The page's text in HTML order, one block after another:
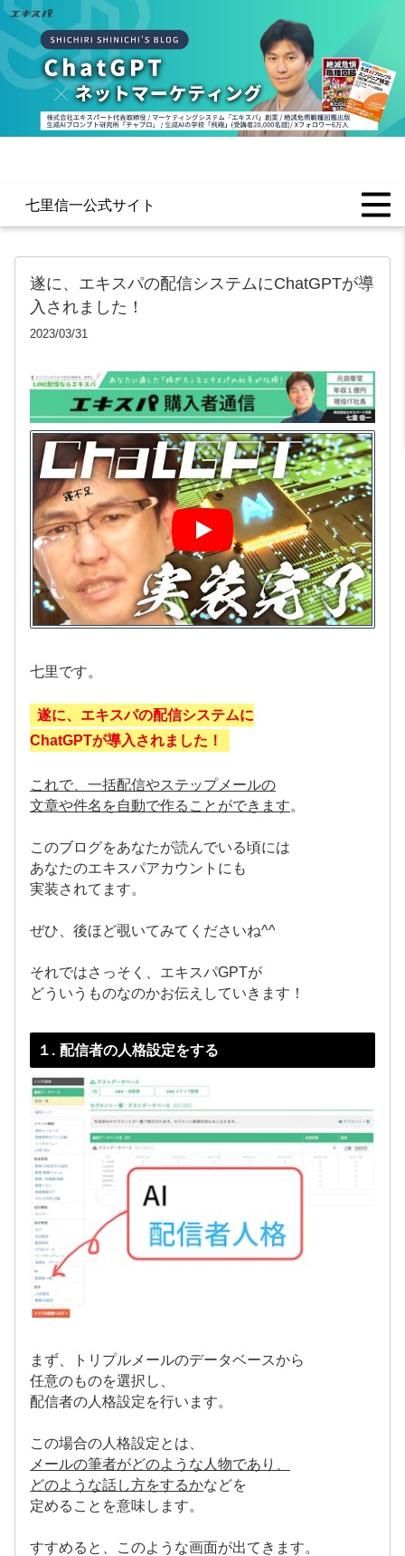
七里信一公式サイト
遂に、エキスパの配信システムにChatGPTが導
入されました！
2023/03/31
七里です。
遂に、エキスパの配信システムに
ChatGPTが導入されました！
これで、一括配信やステップメールの
文章や件名を自動で作ることができます。
このブログをあなたが読んでいる頃には
あなたのエキスパアカウントにも
実装されてます。
ぜひ、後ほど覗いてみてくださいね^^
それではさっそく、エキスパGPTが
どういうものなのかお伝えしていきます！
１. 配信者の人格設定をする
まず、トリプルメールのデータベースから
任意のものを選択し、
配信者の人格設定を行います。
この場合の人格設定とは、
メールの筆者がどのような人物であり、
どのような話し方をするかなどを
定めることを意味します。
すすめると、このような画面が出てきます。